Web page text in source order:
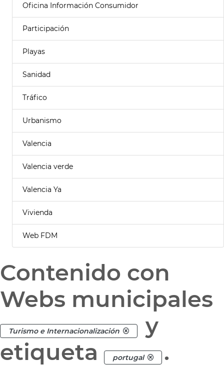
Oficina Información Consumidor
Participación
Playas
Sanidad
Tráfico
Urbanismo
Valencia
Valencia verde
Valencia Ya
Vivienda
Web FDM
Contenido con
Webs municipales
Turismo e Internacionalización
y
etiqueta
portugal .